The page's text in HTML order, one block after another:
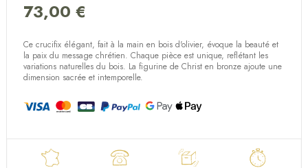
(4 avis)
73,00 €
Ce crucifix élégant, fait à la main en bois d'olivier, évoque la beauté et
la paix du message chrétien. Chaque pièce est unique, reflétant les
variations naturelles du bois. La figurine de Christ en bronze ajoute une
dimension sacrée et intemporelle.